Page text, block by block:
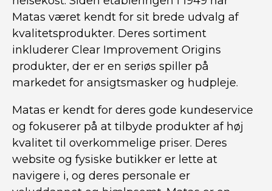
Matas været kendt for sit brede udvalg af
kvalitetsprodukter. Deres sortiment
inkluderer Clear Improvement Origins
produkter, der er en seriøs spiller på
markedet for ansigtsmasker og hudpleje.
Matas er kendt for deres gode kundeservice
og fokuserer på at tilbyde produkter af høj
kvalitet til overkommelige priser. Deres
website og fysiske butikker er lette at
navigere i, og deres personale er